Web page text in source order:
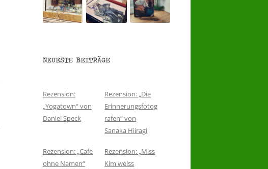
NEUESTE BEITRÄGE
Rezension:
„Yogatown“ von
Daniel Speck
Rezension: „Die
Erinnerungsfotog
rafen“ von
Sanaka Hiiragi
Rezension: „Cafe
ohne Namen“
Rezension: „Miss
Kim weiss